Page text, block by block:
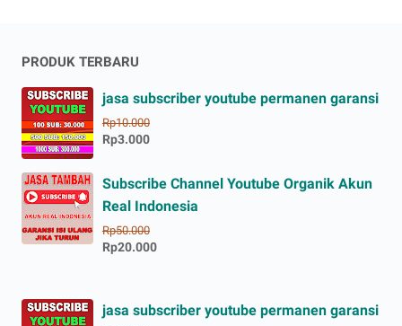
PRODUK TERBARU
jasa subscriber youtube permanen garansi
Rp10.000
Rp3.000
Subscribe Channel Youtube Organik Akun
Real Indonesia
Rp50.000
Rp20.000
jasa subscriber youtube permanen garansi